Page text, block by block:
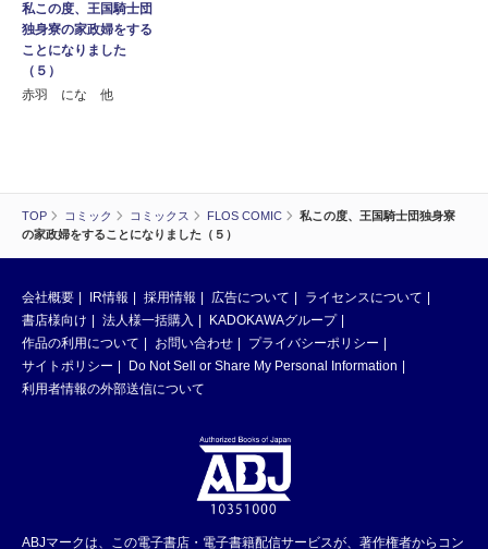
TOP コミック コミックス FLOS COMIC
私この度、王国騎士団独身寮
の家政婦をすることになりました（５）
私この度、王国騎士団
独身寮の家政婦をする
ことになりました
（５）
赤羽 にな 他
会社概要 IR情報 採用情報 広告について
ライセンスについて
書店様向け
法人様一括購入
KADOKAWAグループ
作品の利用について
お問い合わせ
プライバシーポリシー
サイトポリシー
Do Not Sell or Share My Personal Information
利用者情報の外部送信について
ABJマークは、この電子書店・電子書籍配信サービスが、著作権者からコン